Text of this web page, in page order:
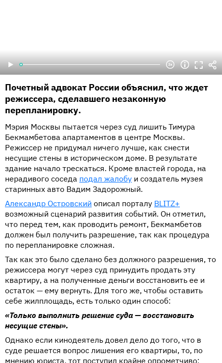
Почетный адвокат России объяснил, что ждет
режиссера, сделавшего незаконную
перепланировку.
Мэрия Москвы пытается через суд лишить Тимура
Бекмамбетова апартаментов в центре Москвы.
Режиссер не придумал ничего лучше, как снести
несущие стены в историческом доме. В результате
здание начало трескаться. Кроме властей города, на
нерадивого соседа подал жалобу и создатель музея
старинных авто Вадим Задорожный.
Александр Островский описал порталу BLITZ+
возможный сценарий развития событий. Он отметил,
что перед тем, как проводить ремонт, Бекмамбетов
должен был получить разрешение, так как процедура
по перепланировке сложная.
Так как это было сделано без должного разрешения, то
режиссера могут через суд принудить продать эту
квартиру, а на полученные деньги восстановить ее и
остаток — ему вернуть. Для того же, чтобы оставить
себе жилплощадь, есть только один способ:
«Только выполнить решение суда — восстановить
несущие стены».
Однако если кинодеятель довел дело до того, что в
суде решается вопрос лишения его квартиры, то, по
мнению юриста, тот поступил крайне опрометчиво: